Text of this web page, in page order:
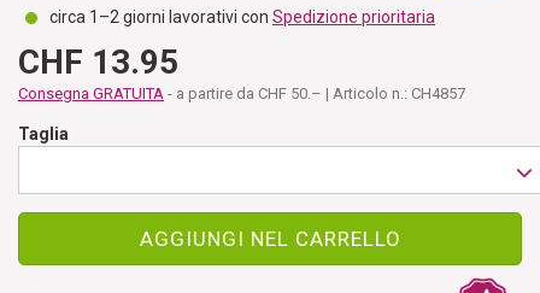
circa 1–2 giorni lavorativi con Spedizione prioritaria
CHF 13.95
Consegna GRATUITA - a partire da CHF 50.– | Articolo n.: CH4857
Taglia
AGGIUNGI NEL CARRELLO